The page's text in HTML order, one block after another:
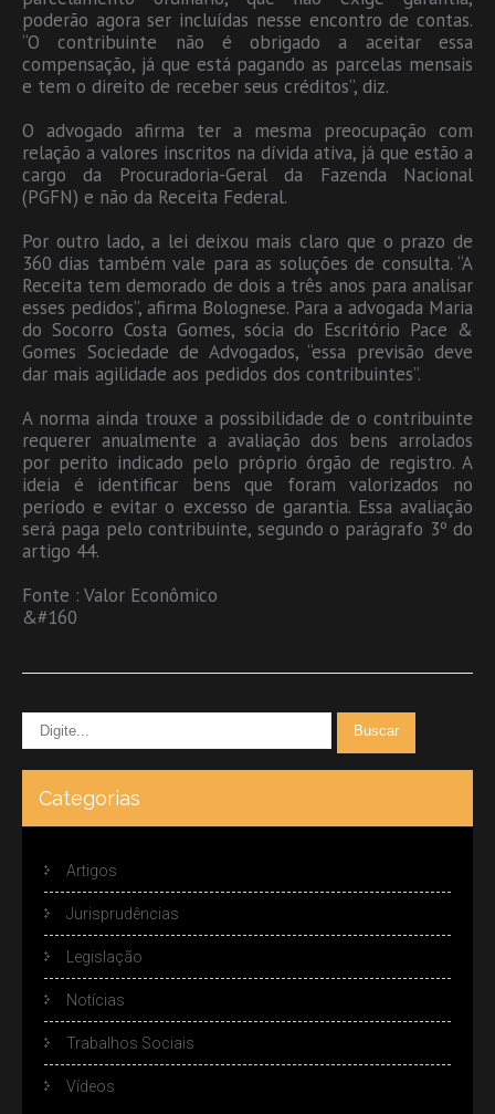
poderão agora ser incluídas nesse encontro de contas.
“O contribuinte não é obrigado a aceitar essa
compensação, já que está pagando as parcelas mensais
e tem o direito de receber seus créditos”, diz.
O advogado afirma ter a mesma preocupação com
relação a valores inscritos na dívida ativa, já que estão a
cargo da Procuradoria-Geral da Fazenda Nacional
(PGFN) e não da Receita Federal.
Por outro lado, a lei deixou mais claro que o prazo de
360 dias também vale para as soluções de consulta. “A
Receita tem demorado de dois a três anos para analisar
esses pedidos”, afirma Bolognese. Para a advogada Maria
do Socorro Costa Gomes, sócia do Escritório Pace &
Gomes Sociedade de Advogados, “essa previsão deve
dar mais agilidade aos pedidos dos contribuintes”.
A norma ainda trouxe a possibilidade de o contribuinte
requerer anualmente a avaliação dos bens arrolados
por perito indicado pelo próprio órgão de registro. A
ideia é identificar bens que foram valorizados no
período e evitar o excesso de garantia. Essa avaliação
será paga pelo contribuinte, segundo o parágrafo 3º do
artigo 44.
Fonte : Valor Econômico
&#160
Categorias
Artigos
Jurisprudências
Legislação
Notícias
Trabalhos Sociais
Vídeos